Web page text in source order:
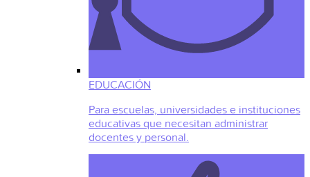
EDUCACIÓN
Para escuelas, universidades e instituciones
educativas que necesitan administrar
docentes y personal.